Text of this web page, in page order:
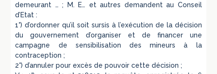
demeurant … ; M. E… et autres demandent au Conseil
d’Etat :
1°) d’ordonner qu’il soit sursis à l’exécution de la décision
du gouvernement d’organiser et de financer une
campagne de sensibilisation des mineurs à la
contraception ;
2°) d’annuler pour excès de pouvoir cette décision ;